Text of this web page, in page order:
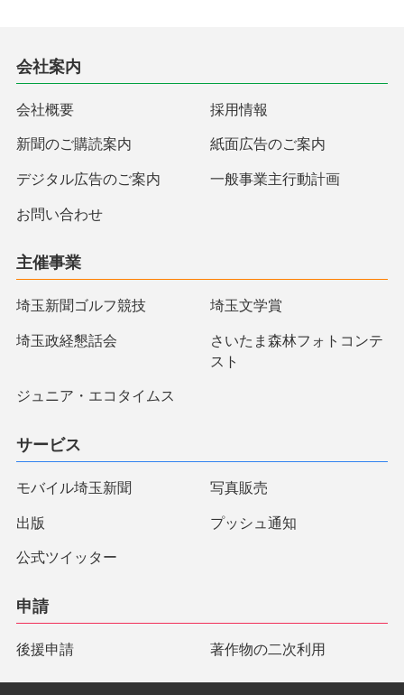
会社案内
会社概要 採用情報
新聞のご購読案内 紙面広告のご案内
デジタル広告のご案内 一般事業主行動計画
お問い合わせ
主催事業
埼玉新聞ゴルフ競技 埼玉文学賞
埼玉政経懇話会
さいたま森林フォトコンテ
スト
ジュニア・エコタイムス
サービス
モバイル埼玉新聞 写真販売
出版 プッシュ通知
公式ツイッター
申請
後援申請 著作物の二次利用